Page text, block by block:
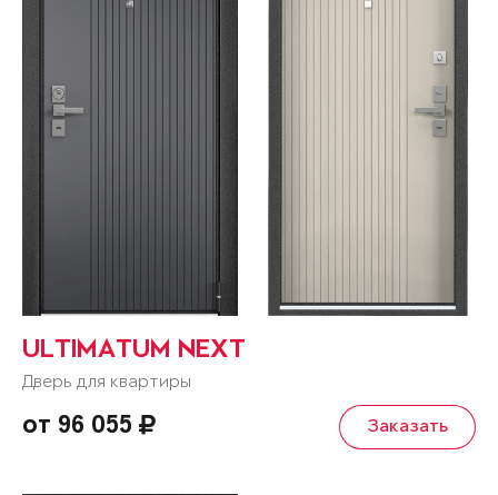
ULTIMATUM NEXT
Дверь для квартиры
от 96 055 Заказать